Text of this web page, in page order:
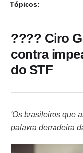
Tópicos:
???? Ciro
contra
do STF
'Os brasileiros que
palavra derradeira